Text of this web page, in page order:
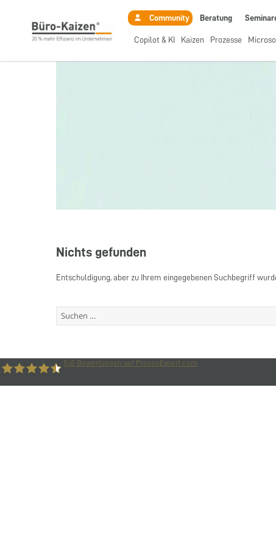
Community Beratung
Copilot & KI Kaizen Prozesse
Nichts gefunden
Entschuldigung, aber zu Ihrem eingegebenen Suchbegriff
nach:
Büro-Kaizen GmbH
568 Bewertungen auf ProvenExpert.com